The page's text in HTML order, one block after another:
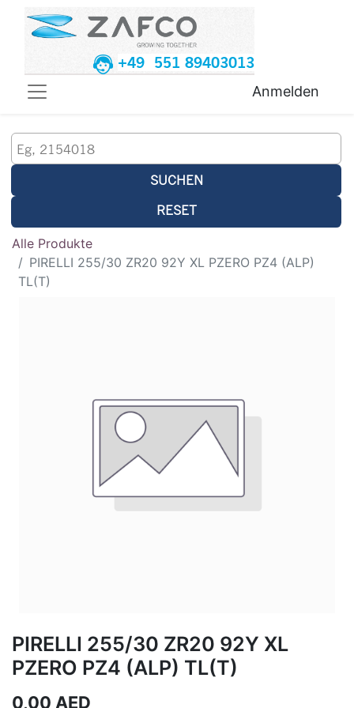
+49 551 89403013
Anmelden
SUCHEN
RESET
Alle Produkte
PIRELLI 255/30 ZR20 92Y XL PZERO PZ4 (ALP)
TL(T)
PIRELLI 255/30 ZR20 92Y XL
PZERO PZ4 (ALP) TL(T)
0,00 AED